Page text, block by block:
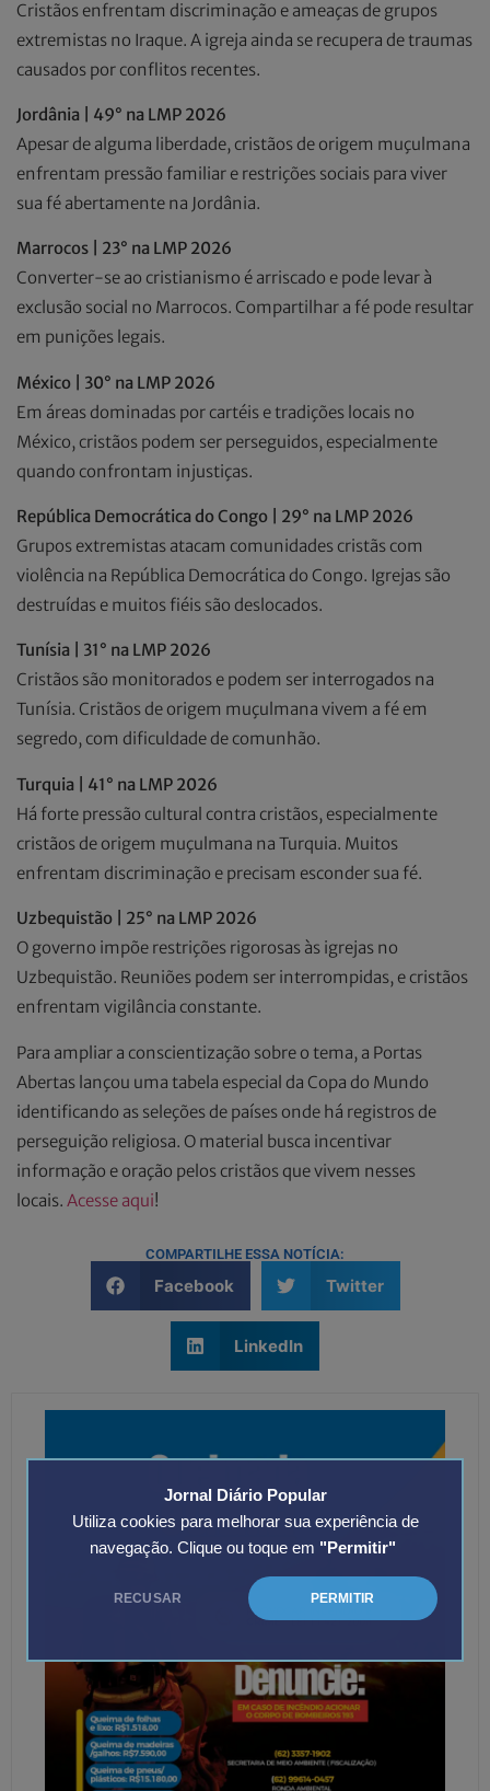
Jornal Diário Popular
Utiliza cookies para melhorar sua experiência de
navegação. Clique ou toque em "Permitir"
RECUSAR PERMITIR
Cristãos enfrentam discriminação e ameaças de grupos
extremistas no Iraque. A igreja ainda se recupera de traumas
causados por conflitos recentes.
Jordânia | 49° na LMP 2026
Apesar de alguma liberdade, cristãos de origem muçulmana
enfrentam pressão familiar e restrições sociais para viver
sua fé abertamente na Jordânia.
Marrocos | 23° na LMP 2026
Converter-se ao cristianismo é arriscado e pode levar à
exclusão social no Marrocos. Compartilhar a fé pode resultar
em punições legais.
México | 30° na LMP 2026
Em áreas dominadas por cartéis e tradições locais no
México, cristãos podem ser perseguidos, especialmente
quando confrontam injustiças.
República Democrática do Congo | 29° na LMP 2026
Grupos extremistas atacam comunidades cristãs com
violência na República Democrática do Congo. Igrejas são
destruídas e muitos fiéis são deslocados.
Tunísia | 31° na LMP 2026
Cristãos são monitorados e podem ser interrogados na
Tunísia. Cristãos de origem muçulmana vivem a fé em
segredo, com dificuldade de comunhão.
Turquia | 41° na LMP 2026
Há forte pressão cultural contra cristãos, especialmente
cristãos de origem muçulmana na Turquia. Muitos
enfrentam discriminação e precisam esconder sua fé.
Uzbequistão | 25° na LMP 2026
O governo impõe restrições rigorosas às igrejas no
Uzbequistão. Reuniões podem ser interrompidas, e cristãos
enfrentam vigilância constante.
Para ampliar a conscientização sobre o tema, a Portas
Abertas lançou uma tabela especial da Copa do Mundo
identificando as seleções de países onde há registros de
perseguição religiosa. O material busca incentivar
informação e oração pelos cristãos que vivem nesses
locais. Acesse aqui!
COMPARTILHE ESSA NOTÍCIA:
Facebook Twitter
LinkedIn